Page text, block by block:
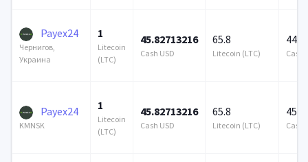
Payex24
Чернигов,
Украина
1
Litecoin
(LTC)
45.82713216
Cash USD
65.8
Litecoin (LTC)
441
Cash
Payex24
KMNSK
1
Litecoin
(LTC)
45.82713216
Cash USD
65.8
Litecoin (LTC)
450
Cash